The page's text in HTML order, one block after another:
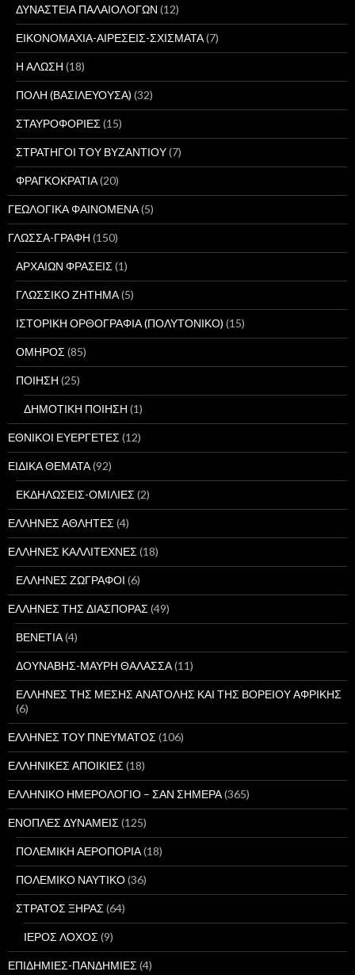
ΔΥΝΑΣΤΕΙΑ ΠΑΛΑΙΟΛΟΓΩΝ (12)
ΕΙΚΟΝΟΜΑΧΙΑ-ΑΙΡΕΣΕΙΣ-ΣΧΙΣΜΑΤΑ(7)
Η ΑΛΩΣΗ (18)
ΠΟΛΗ (ΒΑΣΙΛΕΥΟΥΣΑ) (32)
ΣΤΑΥΡΟΦΟΡΙΕΣ (15)
ΣΤΡΑΤΗΓΟΙ ΤΟΥ ΒΥΖΑΝΤΙΟΥ(7)
ΦΡΑΓΚΟΚΡΑΤΙΑ(20)
ΓΕΩΛΟΓΙΚΑ ΦΑΙΝΟΜΕΝΑ(5)
ΓΛΩΣΣΑ-ΓΡΑΦΗ (150)
ΑΡΧΑΙΩΝ ΦΡΑΣΕΙΣ (1)
ΓΛΩΣΣΙΚΟ ΖΗΤΗΜΑ(5)
ΙΣΤΟΡΙΚΗ ΟΡΘΟΓΡΑΦΙΑ (ΠΟΛΥΤΟΝΙΚΟ) (15)
ΟΜΗΡΟΣ (85)
ΠΟΙΗΣΗ (25)
ΔΗΜΟΤΙΚΗ ΠΟΙΗΣΗ (1)
ΕΘΝΙΚΟΙ ΕΥΕΡΓΕΤΕΣ (12)
ΕΙΔΙΚΑ ΘΕΜΑΤΑ(92)
ΕΚΔΗΛΩΣΕΙΣ-ΟΜΙΛΙΕΣ (2)
ΕΛΛΗΝΕΣ ΑΘΛΗΤΕΣ (4)
ΕΛΛΗΝΕΣ ΚΑΛΛΙΤΕΧΝΕΣ (18)
ΕΛΛΗΝΕΣ ΖΩΓΡΑΦΟΙ (6)
ΕΛΛΗΝΕΣ ΤΗΣ ΔΙΑΣΠΟΡΑΣ (49)
ΒΕΝΕΤΙΑ(4)
ΔΟΥΝΑΒΗΣ-ΜΑΥΡΗ ΘΑΛΑΣΣΑ(11)
ΕΛΛΗΝΕΣ ΤΗΣ ΜΕΣΗΣ ΑΝΑΤΟΛΗΣ ΚΑΙ ΤΗΣ ΒΟΡΕΙΟΥ ΑΦΡΙΚΗΣ
(6)
ΕΛΛΗΝΕΣ ΤΟΥ ΠΝΕΥΜΑΤΟΣ (106)
ΕΛΛΗΝΙΚΕΣ ΑΠΟΙΚΙΕΣ (18)
ΕΛΛΗΝΙΚΟ ΗΜΕΡΟΛΟΓΙΟ – ΣΑΝ ΣΗΜΕΡΑ(365)
ΕΝΟΠΛΕΣ ΔΥΝΑΜΕΙΣ (125)
ΠΟΛΕΜΙΚΗ ΑΕΡΟΠΟΡΙΑ(18)
ΠΟΛΕΜΙΚΟ ΝΑΥΤΙΚΟ(36)
ΣΤΡΑΤΟΣ ΞΗΡΑΣ (64)
ΙΕΡΟΣ ΛΟΧΟΣ (9)
ΕΠΙΔΗΜΙΕΣ-ΠΑΝΔΗΜΙΕΣ (4)